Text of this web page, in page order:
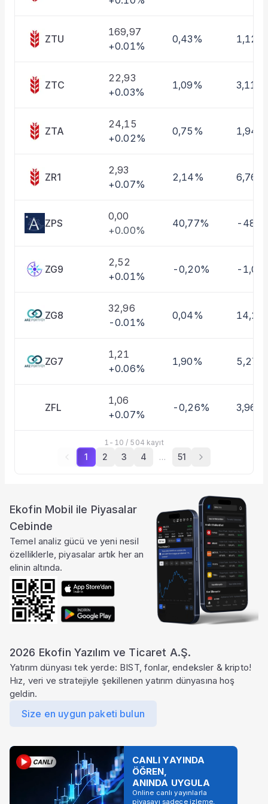
ZTU
169,97
+0.01%
0,43% 1,12%
ZTC
22,93
+0.03%
1,09% 3,11%
ZTA
24,15
+0.02%
0,75% 1,94%
ZR1
2,93
+0.07%
2,14% 6,76%
ZPS
0,00
+0.00%
40,77% -
ZG9
2,52
+0.01%
-0,20% -
ZG8
32,96
-0.01%
0,04%
ZG7
1,21
+0.06%
1,90% 5,27%
ZFL
1,06
+0.07%
-0,26% 3,96%
1 - 10 / 504 kayıt
1 2 3 4 … 51
Ekofin Mobil ile Piyasalar
Cebinde
Temel analiz gücü ve yeni nesil
özelliklerle, piyasalar artık her an
elinin altında.
2026 Ekofin Yazılım ve Ticaret A.Ş.
Yatırım dünyası tek yerde: BIST, fonlar, endeksler & kripto!
Hız, veri ve stratejiyle şekillenen yatırım dünyasına hoş
geldin.
Size en uygun paketi bulun
CANLI YAYINDA
ÖĞREN,
ANINDA UYGULA
Online canlı yayınlarla
piyasayı sadece izleme,